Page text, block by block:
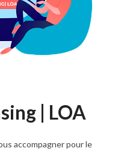
| LOA
accompagner pour le